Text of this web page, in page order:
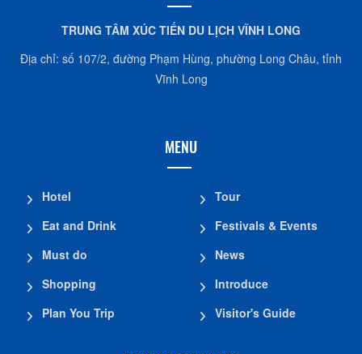
TRUNG TÂM XÚC TIẾN DU LỊCH VĨNH LONG
Địa chỉ: số 107/2, đường Phạm Hùng, phường Long Châu, tỉnh
Vĩnh Long
MENU
Shopping
Plan You Trip